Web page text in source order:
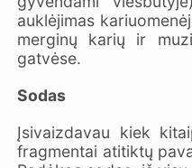
auklėjimas
merginų karių ir
gatvėse.
Sodas
Įsivaizdavau kiek
fragmentai atitiktų